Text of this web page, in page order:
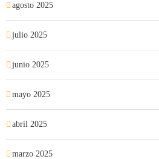
agosto 2025
julio 2025
junio 2025
mayo 2025
abril 2025
marzo 2025